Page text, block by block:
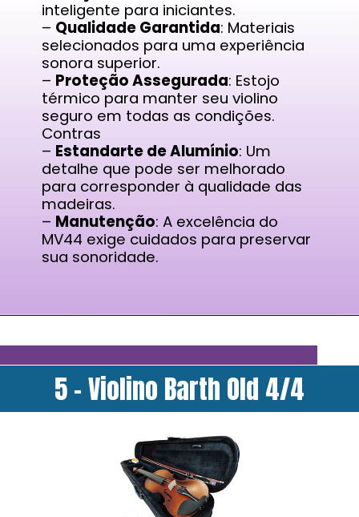
inteligente para iniciantes.
– Qualidade Garantida: Materiais
selecionados para uma experiência
sonora superior.
– Proteção Assegurada: Estojo
térmico para manter seu violino
seguro em todas as condições.
Contras
– Estandarte de Alumínio: Um
detalhe que pode ser melhorado
para corresponder à qualidade das
madeiras.
– Manutenção: A excelência do
MV44 exige cuidados para preservar
sua sonoridade.
5 - Violino Barth Old 4/4